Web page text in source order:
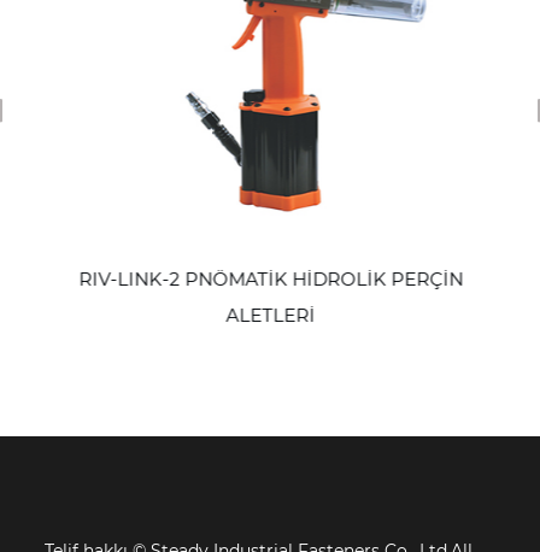
RIV-LINK-2 PNÖMATİK HİDROLİK PERÇİN
ALETLERİ